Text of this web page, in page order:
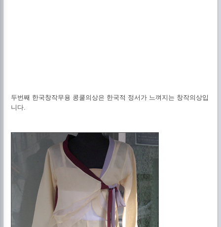
두번째 한국창작무용 콩쿨의상은 한국적 정서가 느껴지는 창작의상입
니다.